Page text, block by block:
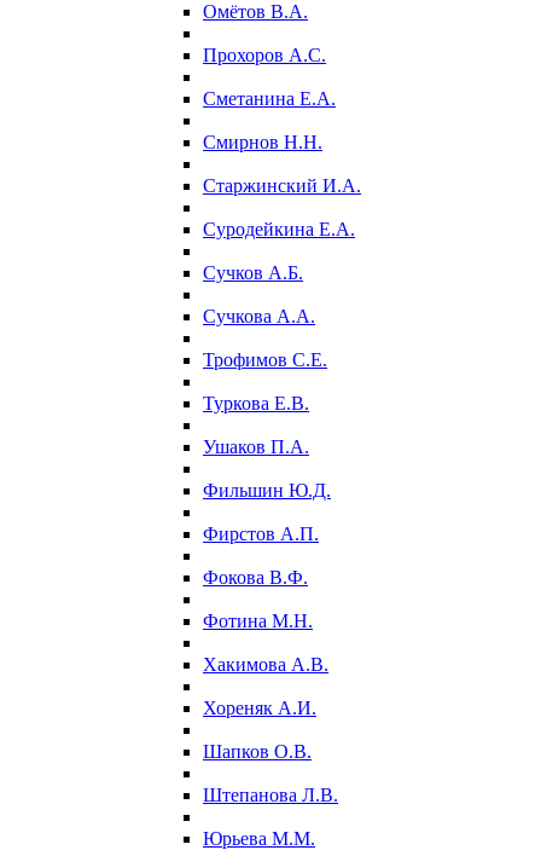
Омётов В.А.
Прохоров А.С.
Сметанина Е.А.
Смирнов Н.Н.
Старжинский И.А.
Суродейкина Е.А.
Сучков А.Б.
Сучкова А.А.
Трофимов С.Е.
Туркова Е.В.
Ушаков П.А.
Фильшин Ю.Д.
Фирстов А.П.
Фокова В.Ф.
Фотина М.Н.
Хакимова А.В.
Хореняк А.И.
Шапков О.В.
Штепанова Л.В.
Юрьева М.М.